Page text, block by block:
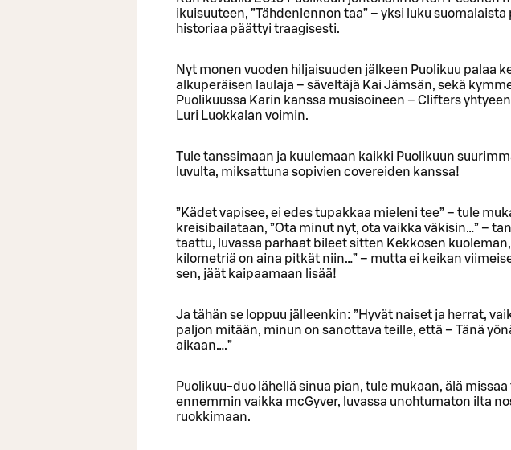
ikuisuuteen, ”Tähdenlennon taa” – yksi luku
historiaa päättyi traagisesti.
Nyt monen vuoden hiljaisuuden jälkeen Puolikuu palaa
alkuperäisen laulaja – säveltäjä Kai Jämsän, sekä
Puolikuussa Karin kanssa musisoineen – Clifters
Luri Luokkalan voimin.
Tule tanssimaan ja kuulemaan kaikki Puolikuun
luvulta, miksattuna sopivien covereiden kanssa!
”Kädet vapisee, ei edes tupakkaa mieleni tee” – tule
kreisibailataan, ”Ota minut nyt, ota vaikka väkisin…” –
taattu, luvassa parhaat bileet sitten Kekkosen
kilometriä on aina pitkät niin…” – mutta ei keikan
sen, jäät kaipaamaan lisää!
Ja tähän se loppuu jälleenkin: ”Hyvät naiset ja herrat,
paljon mitään, minun on sanottava teille, että – Tänä
aikaan….”
Puolikuu-duo lähellä sinua pian, tule mukaan, älä
ennemmin vaikka mcGyver, luvassa unohtumaton ilta
ruokkimaan.